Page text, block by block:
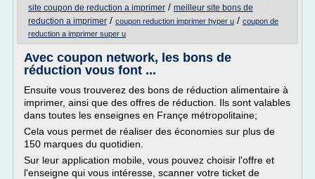
site coupon de reduction a imprimer / meilleur site bons de
reduction a imprimer / coupon reduction imprimer hyper u / coupon de
reduction a imprimer super u
Avec coupon network, les bons de
réduction vous font ...
Ensuite vous trouverez des bons de réduction alimentaire à
imprimer, ainsi que des offres de réduction. Ils sont valables
dans toutes les enseignes en Françe métropolitaine;
Cela vous permet de réaliser des économies sur plus de
150 marques du quotidien.
Sur leur application mobile, vous pouvez choisir l'offre et
l'enseigne qui vous intéresse, scanner votre ticket de